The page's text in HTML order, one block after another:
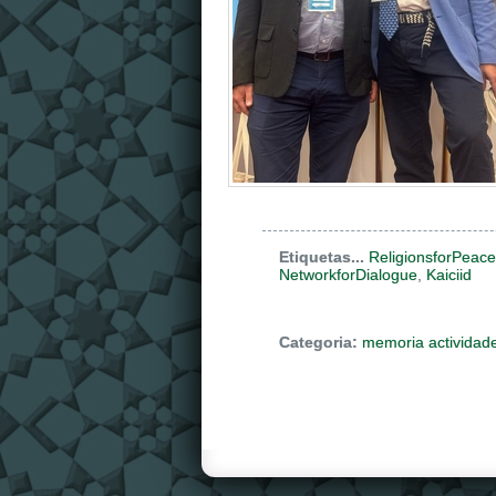
Etiquetas... ReligionsforPeace
NetworkforDialogue Kaiciid
Categoria: memoria